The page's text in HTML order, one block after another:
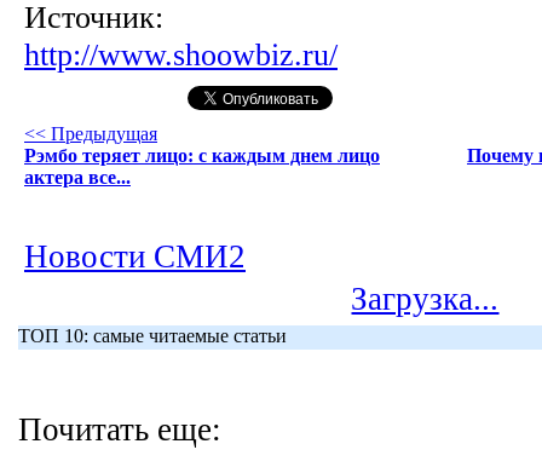
Источник:
http://www.shoowbiz.ru/
<< Предыдущая
Рэмбо теряет лицо: с каждым днем лицо
актера все...
Почему
Новости СМИ2
Загрузка...
ТОП 10: самые читаемые статьи
Почитать еще: